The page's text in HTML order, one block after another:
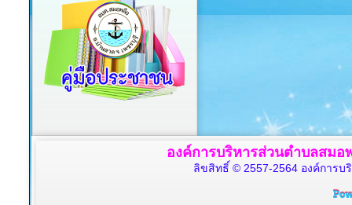
องค์การบริหารส่วนตำบลสมอ
ลิขสิทธิ์ © 2557-2564 องค์การ